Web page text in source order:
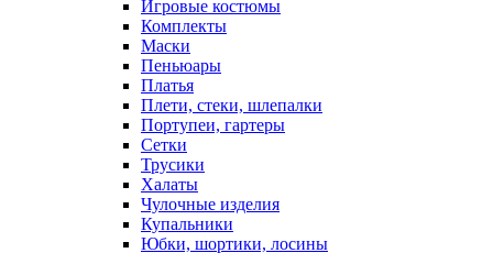
Игровые костюмы
Комплекты
Маски
Пеньюары
Платья
Плети, стеки, шлепалки
Портупеи, гартеры
Сетки
Трусики
Халаты
Чулочные изделия
Купальники
Юбки, шортики, лосины